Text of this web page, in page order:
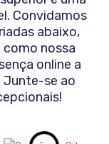
Convidamos
abaixo,
nossa
online a
Junte-se ao